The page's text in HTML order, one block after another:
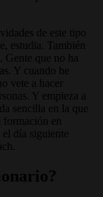
de este tipo
estudia. También
Gente que no ha
Y cuando he
vete a hacer
Y empieza a
sencilla en la que
en
día siguiente